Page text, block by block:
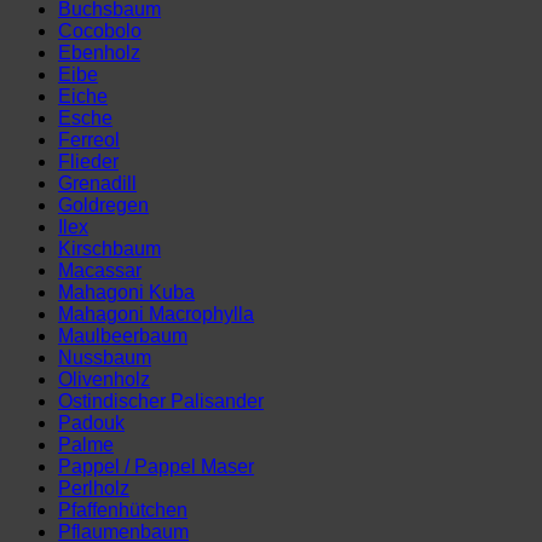
Esche
Ferreol
Flieder
Grenadill
Goldregen
Ilex
Kirschbaum
Macassar
Mahagoni Kuba
Mahagoni Macrophylla
Maulbeerbaum
Nussbaum
Olivenholz
Ostindischer Palisander
Padouk
Palme
Pappel / Pappel Maser
Perlholz
Pfaffenhütchen
Pflaumenbaum
Platane
Pockholz
Robinie / Falsche Akazie
Rosenholz
Rüster